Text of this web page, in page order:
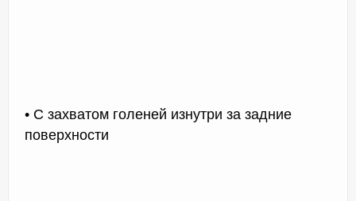
• С захватом голеней изнутри за задние
поверхности